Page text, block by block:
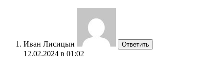
Иван Лисицын Ответить
12.02.2024 в 01:02